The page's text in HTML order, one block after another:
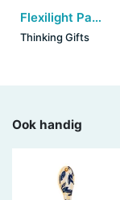
Flexilight Pals - Cat
Thinking Gifts
Ook handig